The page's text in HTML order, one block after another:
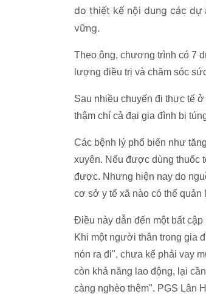
do thiết kế nội dung các dự
vững.
Theo ông, chương trình có 7
lượng điều trị và chăm sóc
Sau nhiều chuyến đi thực tế
thậm chí cả đại gia đình bị
Các bệnh lý phổ biến như
xuyên. Nếu được dùng thuốc
được. Nhưng hiện nay do
cơ sở y tế xã nào có thể quản
Điều này dẫn đến một bất
Khi một người thân trong gia
nón ra đi", chưa kể phải vay
còn khả năng lao động, lại
càng nghèo thêm". PGS Lân